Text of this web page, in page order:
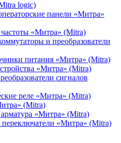
logic)
панели «Митра»
частоты «Митра» (Mitra)
и преобразователи
питания «Митра» (Mitra)
«Митра» (Mitra)
сигналов
реле «Митра» (Mitra)
(Mitra)
«Митра» (Mitra)
«Митра» (Mitra)